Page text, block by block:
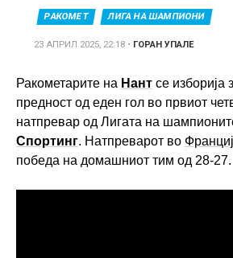
РАКОМЕТ ЛИГА НА ШАМПИОНИ
23 АПРИЛ 2025, 22:18 • ГОРАН УПАЛЕ
Ракометарите на Нант се изборија
предност од еден гол во првиот
натпревар од Лигата на
Спортинг. Натпреварот во
победа на домашниот тим од 28-27.